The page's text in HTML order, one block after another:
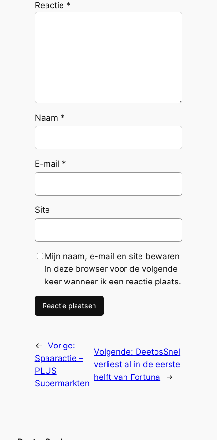
Reactie *
Naam *
E-mail *
Site
Mijn naam, e-mail en site bewaren
in deze browser voor de volgende
keer wanneer ik een reactie plaats.
← Vorige:
Spaaractie –
PLUS
Supermarkten
Volgende: DeetosSnel
verliest al in de eerste
helft van Fortuna
→